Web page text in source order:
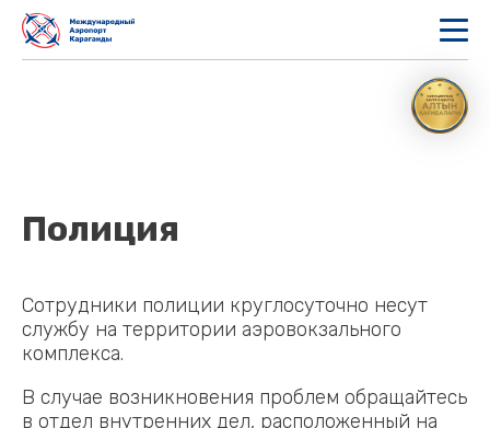
Полиция
Сотрудники полиции круглосуточно несут
службу на территории аэровокзального
комплекса.
В случае возникновения проблем обращайтесь
в отдел внутренних дел, расположенный на